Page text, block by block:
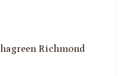
Richmond